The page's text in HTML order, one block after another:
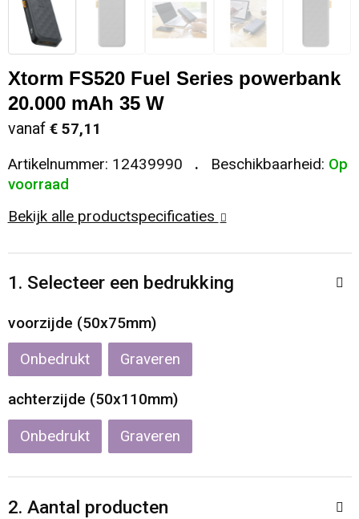
Sleutelhangers en Lanyards
Snoepgoed
Spellen voor binnen en buiten
Sport
Vrije tijd en Strand
Waterflesjes
Koeltassen en Koelboxen
Koffers en Trolleys
Laptop hoezen en tassen
Matrozentassen
Papieren tassen
Promotietassen
Reistassen
Rugzakken
Schoenentassen
Sweaters
T-Shirts
Vesten
Reflecterende vesten
Regenkleding
Restauranttextiel
Schoenen
T-Shirts
Veiligheidssignalering en Verlichting
Vesten
Oog- en gelaatsbescherming
Xtorm FS520 Fuel Series powerbank
20.000 mAh 35 W
vanaf € 57,11
Artikelnummer: 12439990 Beschikbaarheid: Op
voorraad
Bekijk alle productspecificaties
1. Selecteer een bedrukking
voorzijde (50x75mm)
Onbedrukt Graveren
achterzijde (50x110mm)
Onbedrukt Graveren
2. Aantal producten